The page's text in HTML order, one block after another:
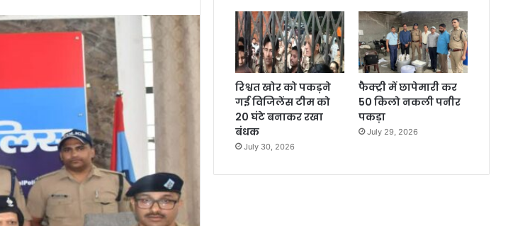
रिश्वत खोर को पकड़ने
गई विजिलेंस टीम को
20 घंटे बनाकर रखा
बंधक
July 30, 2026
फैक्ट्री में छापेमारी कर
50 किलो नकली पनीर
पकड़ा
July 29, 2026